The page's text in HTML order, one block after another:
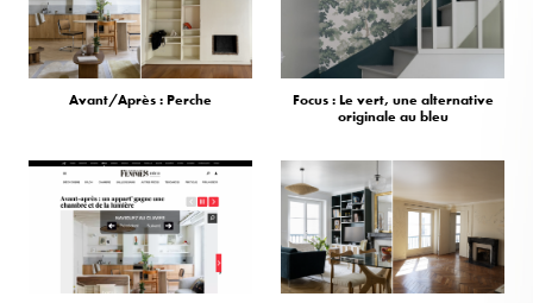
Avant/Après : Perche
Focus : Le vert, une alternative
originale au bleu